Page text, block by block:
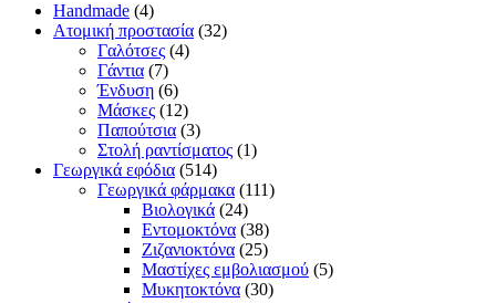
Handmade (4)
Ατομική προστασία (32)
Γαλότσες (4)
Γάντια (7)
Ένδυση (6)
Μάσκες (12)
Παπούτσια (3)
Στολή ραντίσματος (1)
Γεωργικά εφόδια (514)
Γεωργικά φάρμακα (111)
Βιολογικά (24)
Εντομοκτόνα (38)
Ζιζανιοκτόνα (25)
Μαστίχες εμβολιασμού (5)
Μυκητοκτόνα (30)